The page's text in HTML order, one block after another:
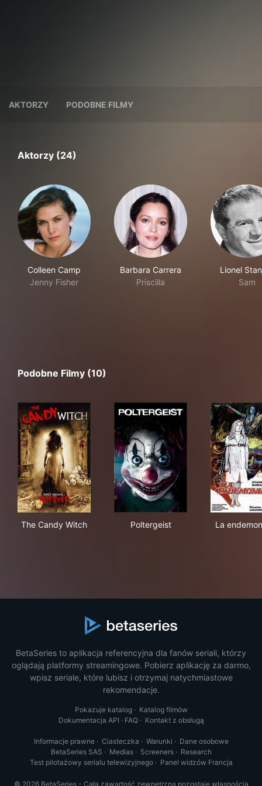
AKTORZY PODOBNE FILMY
Aktorzy (24)
Colleen Camp
Jenny Fisher
Barbara Carrera
Priscilla
Lionel
Sam
Podobne Filmy (10)
The Candy Witch Poltergeist La
BetaSeries to aplikacja referencyjna dla fanów seriali, którzy
oglądają platformy streamingowe. Pobierz aplikację za darmo,
wpisz seriale, które lubisz i otrzymaj natychmiastowe
rekomendacje.
Pokazuje katalog· Katalog filmów
Dokumentacja API · FAQ· Kontakt z obsługą
Informacje prawne· Ciasteczka · Warunki · Dane osobowe
BetaSeries SAS · Medias· Screeners· Research
Test pilotażowy serialu telewizyjnego· Panel widzów Francja
© 2026 BetaSeries - Cała zawartość zewnętrzna pozostaje własnością